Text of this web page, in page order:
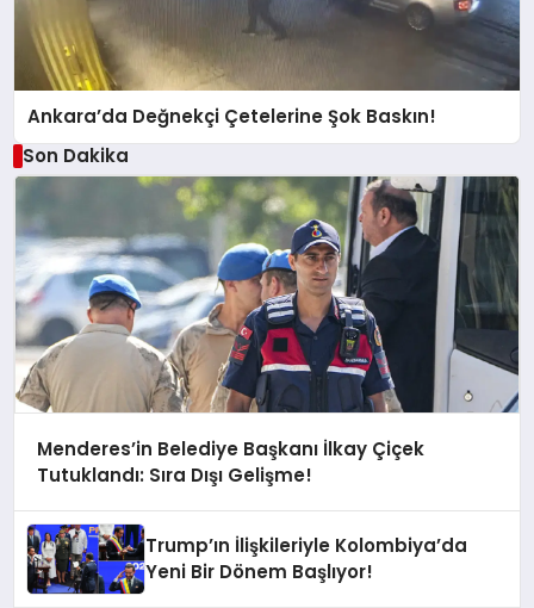
Ankara’da Değnekçi Çetelerine Şok Baskın!
Son Dakika
Menderes’in Belediye Başkanı İlkay Çiçek
Tutuklandı: Sıra Dışı Gelişme!
Trump’ın İlişkileriyle Kolombiya’da
Yeni Bir Dönem Başlıyor!